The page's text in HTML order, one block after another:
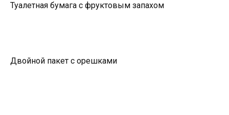
Туалетная бумага с фруктовым запахом
Двойной пакет с орешками